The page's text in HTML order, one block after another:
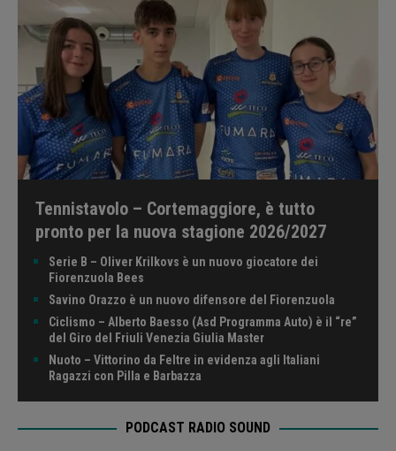
Tennistavolo – Cortemaggiore, è tutto
pronto per la nuova stagione 2026/2027
Serie B – Oliver Krilkovs è un nuovo giocatore dei
Fiorenzuola Bees
Savino Orazzo è un nuovo difensore del Fiorenzuola
Ciclismo – Alberto Baesso (Asd Programma Auto) è il “re”
del Giro del Friuli Venezia Giulia Master
Nuoto – Vittorino da Feltre in evidenza agli Italiani
Ragazzi con Pilla e Barbazza
PODCAST RADIO SOUND